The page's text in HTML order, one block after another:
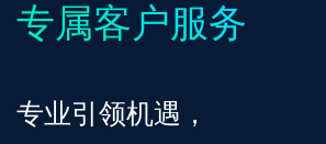
专属客户服务
专业引领机遇，